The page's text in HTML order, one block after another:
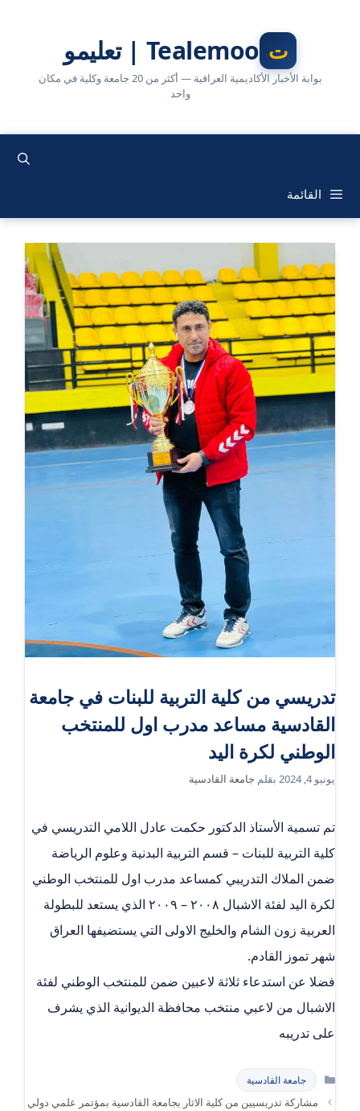
Tealemoo | تعليمو
بوابة الأخبار الأكاديمية العراقية — أكثر من 20 جامعة وكلية في مكان
واحد
القائمة
تدريسي من كلية التربية للبنات في جامعة
القادسية مساعد مدرب اول للمنتخب
الوطني لكرة اليد
يونيو 4, 2024 بقلم جامعة القادسية
تم تسمية الأستاذ الدكتور حكمت عادل اللامي التدريسي في
كلية التربية للبنات – قسم التربية البدنية وعلوم الرياضة
ضمن الملاك التدريبي كمساعد مدرب اول للمنتخب الوطني
لكرة اليد لفئة الاشبال ٢٠٠٨ – ٢٠٠٩ الذي يستعد للبطولة
العربية زون الشام والخليج الاولى التي يستضيفها العراق
شهر تموز القادم.
فضلا عن استدعاء ثلاثة لاعبين ضمن للمنتخب الوطني لفئة
الاشبال من لاعبي منتخب محافظة الديوانية الذي يشرف
على تدريبه
التصنيفات
جامعة القادسية
مشاركة تدريسيين من كلية الاثار بجامعة القادسية بمؤتمر علمي دولي